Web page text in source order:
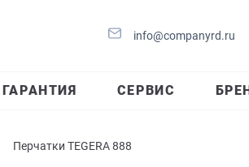
info@companyrd.ru
ГАРАНТИЯ СЕРВИС
Перчатки TEGERA 888